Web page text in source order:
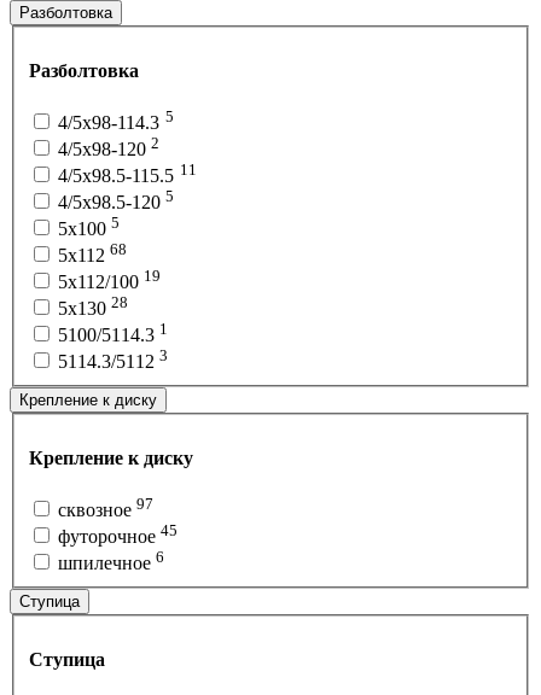
Разболтовка
Разболтовка
4/5x98-114.3 5
4/5x98-120 2
4/5x98.5-115.5 11
4/5x98.5-120 5
5x100 5
5x112 68
5x112/100 19
5x130 28
5100/5114.3 1
5114.3/5112 3
Крепление к диску
Крепление к диску
сквозное 97
футорочное 45
шпилечное 6
Ступица
Ступица